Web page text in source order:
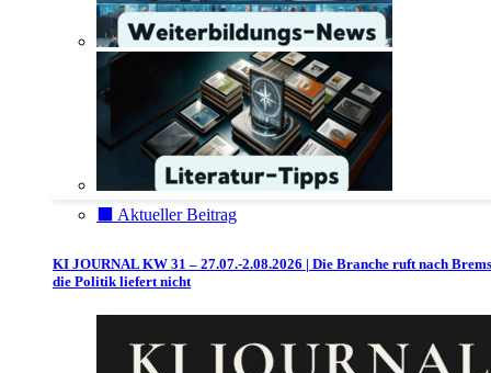
⬛️ Aktueller Beitrag
KI JOURNAL KW 31 – 27.07.-2.08.2026 | Die Branche ruft nach
die Politik liefert nicht